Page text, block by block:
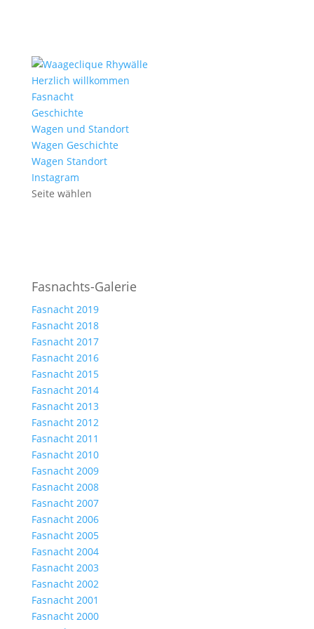
Herzlich willkommen
Fasnacht
Geschichte
Wagen und Standort
Wagen Geschichte
Wagen Standort
Instagram
Seite wählen
Fasnachts-Galerie
Fasnacht 2019
Fasnacht 2018
Fasnacht 2017
Fasnacht 2016
Fasnacht 2015
Fasnacht 2014
Fasnacht 2013
Fasnacht 2012
Fasnacht 2011
Fasnacht 2010
Fasnacht 2009
Fasnacht 2008
Fasnacht 2007
Fasnacht 2006
Fasnacht 2005
Fasnacht 2004
Fasnacht 2003
Fasnacht 2002
Fasnacht 2001
Fasnacht 2000